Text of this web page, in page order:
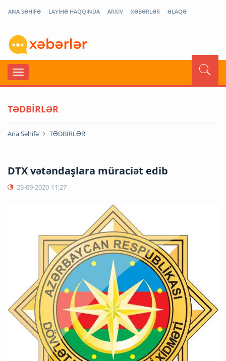
ANA SƏHİFƏ LAYİHƏ HAQQINDA ARXİV XƏBƏRLƏR ƏLAQƏ
TƏDBİRLƏR
Ana Səhifə TƏDBİRLƏR
DTX vətəndaşlara müraciət edib
23-09-2020 11:27